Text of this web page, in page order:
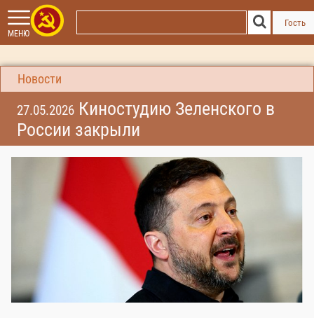
МЕНЮ
Гость
Новости
27.05.2026 Киностудию Зеленского в
России закрыли